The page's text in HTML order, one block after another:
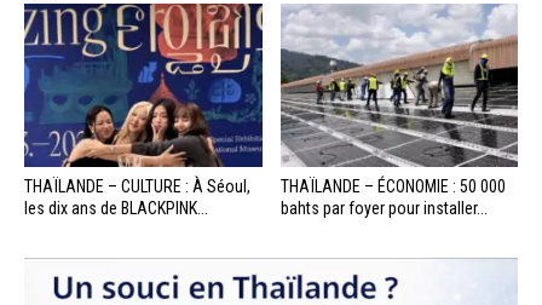
THAÏLANDE – CULTURE : À Séoul,
les dix ans de BLACKPINK...
THAÏLANDE – ÉCONOMIE : 50 000
bahts par foyer pour installer...